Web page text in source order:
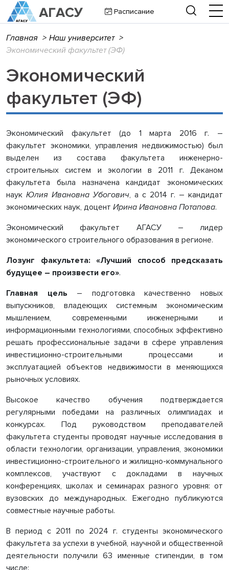
Расписание
Главная > Наш университет >
Экономический факультет (ЭФ)
Экономический
факультет (ЭФ)
Экономический факультет (до 1 марта 2016 г. –
факультет экономики, управления недвижимостью) был
выделен из состава факультета инженерно-
строительных систем и экологии в 2011 г. Деканом
факультета была назначена кандидат экономических
наук Юлия Ивановна Убогович, а с 2014 г. – кандидат
экономических наук, доцент Ирина Ивановна Потапова.
Экономический факультет АГАСУ – лидер
экономического строительного образования в регионе.
Лозунг факультета: «Лучший способ предсказать
будущее – произвести его».
Главная цель – подготовка качественно новых
выпускников, владеющих системным экономическим
мышлением, современными инженерными и
информационными технологиями, способных эффективно
решать профессиональные задачи в сфере управления
инвестиционно-строительными процессами и
эксплуатацией объектов недвижимости в меняющихся
рыночных условиях.
Высокое качество обучения подтверждается
регулярными победами на различных олимпиадах и
конкурсах. Под руководством преподавателей
факультета студенты проводят научные исследования в
области технологии, организации, управления, экономики
инвестиционно-строительного и жилищно-коммунального
комплексов, участвуют с докладами в научных
конференциях, школах и семинарах разного уровня: от
вузовских до международных. Ежегодно публикуются
совместные научные работы.
В период с 2011 по 2024 г. студенты экономического
факультета за успехи в учебной, научной и общественной
деятельности получили 63 именные стипендии, в том
числе: